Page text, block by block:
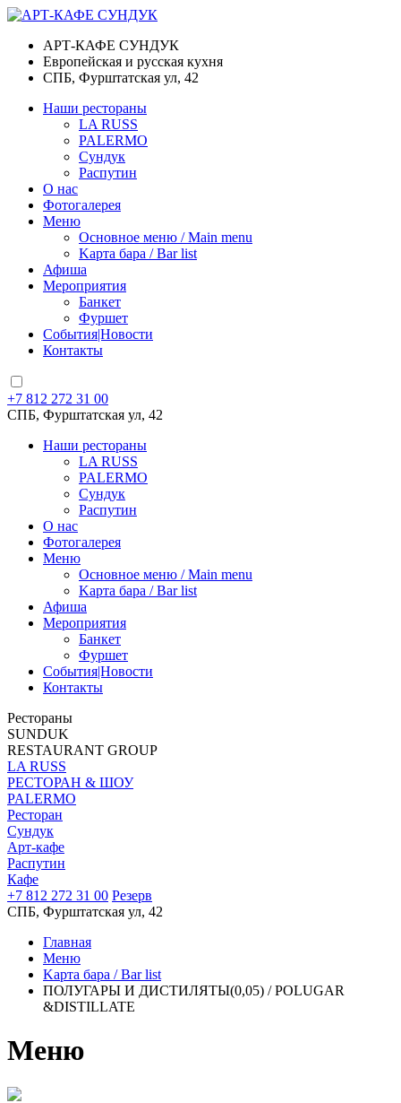
АРТ-КАФЕ СУНДУК
Европейская и русская кухня
СПБ, Фурштатская ул, 42
Наши рестораны
LA RUSS
PALERMO
Сундук
Распутин
О нас
Фотогалерея
Меню
Основное меню / Main menu
Kарта бара / Bar list
Афиша
Мероприятия
Банкет
Фуршет
События|Новости
Контакты
+7 812 272 31 00
СПБ, Фурштатская ул, 42
Наши рестораны
LA RUSS
PALERMO
Сундук
Распутин
О нас
Фотогалерея
Меню
Основное меню / Main menu
Kарта бара / Bar list
Афиша
Мероприятия
Банкет
Фуршет
События|Новости
Контакты
Рестораны
SUNDUK
RESTAURANT GROUP
LA RUSS
РЕСТОРАН & ШОУ
PALERMO
Ресторан
Сундук
Арт-кафе
Распутин
Кафе
+7 812 272 31 00 Резерв
СПБ, Фурштатская ул, 42
Главная
Меню
Kарта бара / Bar list
ПОЛУГАРЫ И ДИСТИЛЯТЫ(0,05) / POLUGAR
&DISTILLATE
Меню